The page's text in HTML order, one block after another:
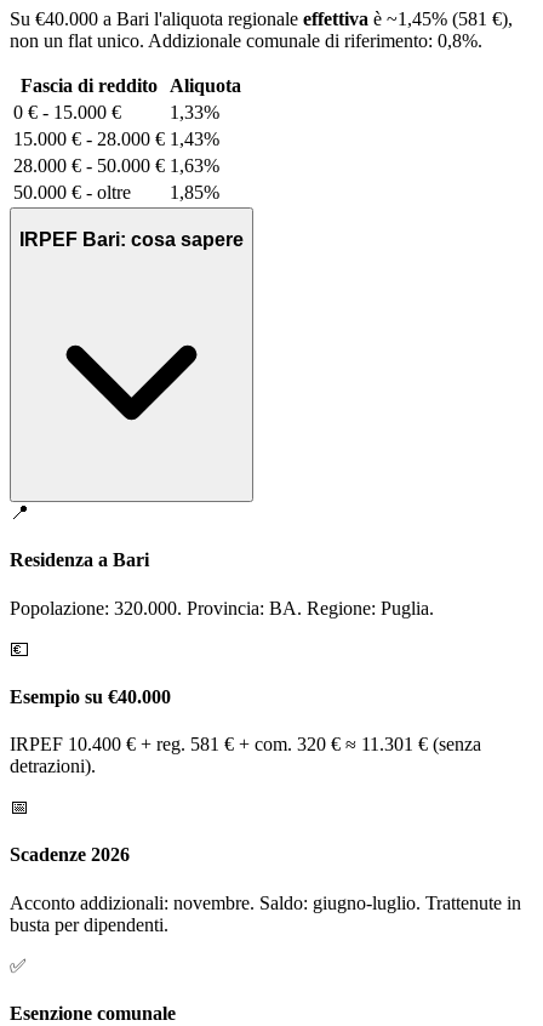
Su €40.000 a Bari l'aliquota regionale effettiva è ~1,45% (581 €),
non un flat unico. Addizionale comunale di riferimento: 0,8%.
Fascia di reddito
Aliquota
0 € - 15.000 €
1,33%
15.000 € - 28.000 € 1,43%
28.000 € - 50.000 € 1,63%
50.000 € - oltre
1,85%
IRPEF Bari: cosa sapere
📍
Residenza a Bari
Popolazione: 320.000. Provincia: BA. Regione: Puglia.
💶
Esempio su €40.000
IRPEF 10.400 € + reg. 581 € + com. 320 € ≈ 11.301 € (senza
detrazioni).
📅
Scadenze 2026
Acconto addizionali: novembre. Saldo: giugno-luglio. Trattenute in
busta per dipendenti.
✅
Esenzione comunale